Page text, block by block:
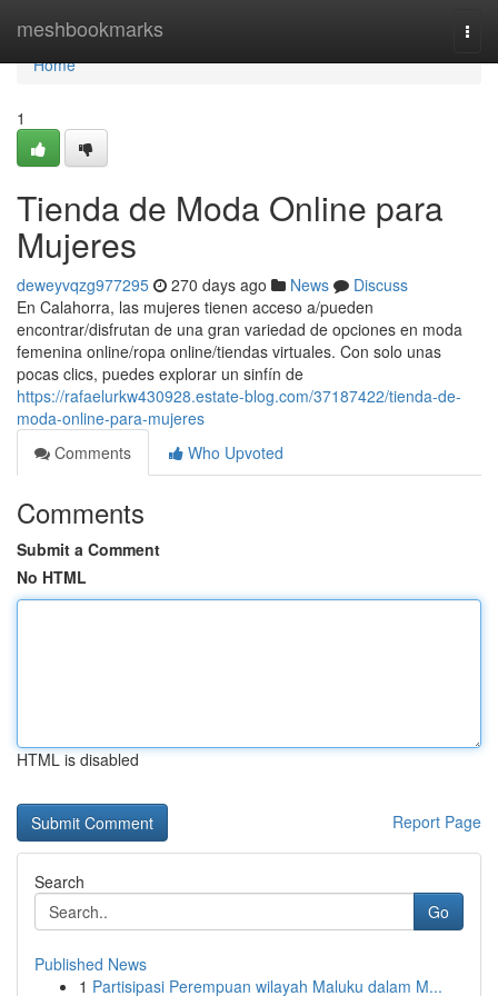
meshbookmarks
Home
Home
1
Tienda de Moda Online para
Mujeres
deweyvqzg977295 270 days ago News
Discuss
En Calahorra, las mujeres tienen acceso a/pueden
encontrar/disfrutan de una gran variedad de opciones en moda
femenina online/ropa online/tiendas virtuales. Con solo unas
pocas clics, puedes explorar un sinfín de
https://rafaelurkw430928.estate-blog.com/37187422/tienda-de-
moda-online-para-mujeres
Comments
Who Upvoted
Comments
Submit a Comment
No HTML
HTML is disabled
Report Page
Search
Go
Published News
1 Partisipasi Perempuan wilayah Maluku dalam M...